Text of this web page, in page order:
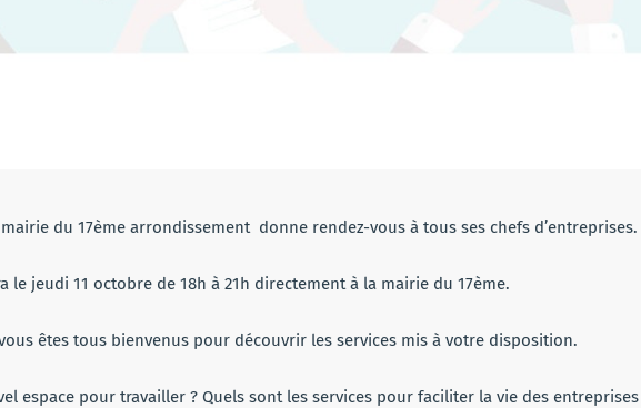
du 17ème arrondissement donne rendez-vous à tous ses chefs d’entreprises.
le jeudi 11 octobre de 18h à 21h directement à la mairie du 17ème.
êtes tous bienvenus pour découvrir les services mis à votre disposition.
espace pour travailler ? Quels sont les services pour faciliter la vie des entreprises